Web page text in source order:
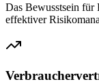
Das Bewusstsein für
effektiver